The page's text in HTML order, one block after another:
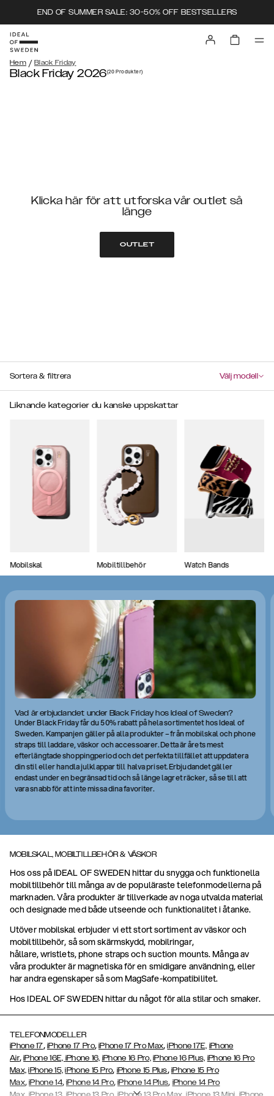
END OF SUMMER SALE: 30-50% OFF BESTSELLERS
Hem / Black Friday
Black Friday 2026(20Produkter)
Klicka här för att utforska vår outlet så
länge
OUTLET
Sortera & filtrera Välj modell
Liknande kategorier du kanske uppskattar
Mobilskal Mobiltillbehör Watch Bands
Vad är erbjudandet under Black Friday hos Ideal of Sweden?
Under Black Friday får du 50% rabatt på hela sortimentet hos Ideal of
Sweden. Kampanjen gäller på alla produkter – från mobilskal och phone
straps till laddare, väskor och accessoarer. Detta är årets mest
efterlängtade shoppingperiod och det perfekta tillfället att uppdatera
din stil eller handla julklappar till halva priset. Erbjudandet gäller
endast under en begränsad tid och så länge lagret räcker, så se till att
vara snabb för att inte missa dina favoriter.
MOBILSKAL, MOBILTILLBEHÖR & VÄSKOR
Hos oss på IDEAL OF SWEDEN hittar du snygga och funktionella
mobiltillbehör till många av de populäraste telefonmodellerna på
marknaden. Våra produkter är tillverkade av noga utvalda material
och designade med både utseende och funktionalitet i åtanke.
Utöver mobilskal erbjuder vi ett stort sortiment av väskor och
mobiltillbehör, så som skärmskydd, mobilringar,
hållare, wristlets, phone straps och suction mounts. Många av
våra produkter är magnetiska för en smidigare användning, eller
har andra egenskaper så som MagSafe-kompatibilitet.
Hos IDEAL OF SWEDEN hittar du något för alla stilar och smaker.
TELEFONMODELLER
iPhone 17, iPhone 17 Pro,iPhone 17 Pro Max,iPhone 17E, iPhone
Air,iPhone 16E, iPhone 16, iPhone 16 Pro, iPhone 16 Plus, iPhone 16 Pro
Max, iPhone 15, iPhone 15 Pro, iPhone 15 Plus, iPhone 15 Pro
Max,iPhone 14,iPhone 14 Pro,iPhone 14 Plus, iPhone 14 Pro